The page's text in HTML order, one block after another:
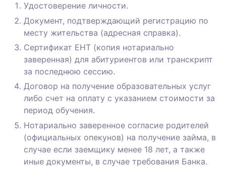
Удостоверение личности.
Документ, подтверждающий регистрацию по
месту жительства (адресная справка).
Сертификат ЕНТ (копия нотариально
заверенная) для абитуриентов или транскрипт
за последнюю сессию.
Договор на получение образовательных услуг
либо счет на оплату с указанием стоимости за
период обучения.
Нотариально заверенное согласие родителей
(официальных опекунов) на получение займа, в
случае если заемщику менее 18 лет, а также
иные документы, в случае требования Банка.